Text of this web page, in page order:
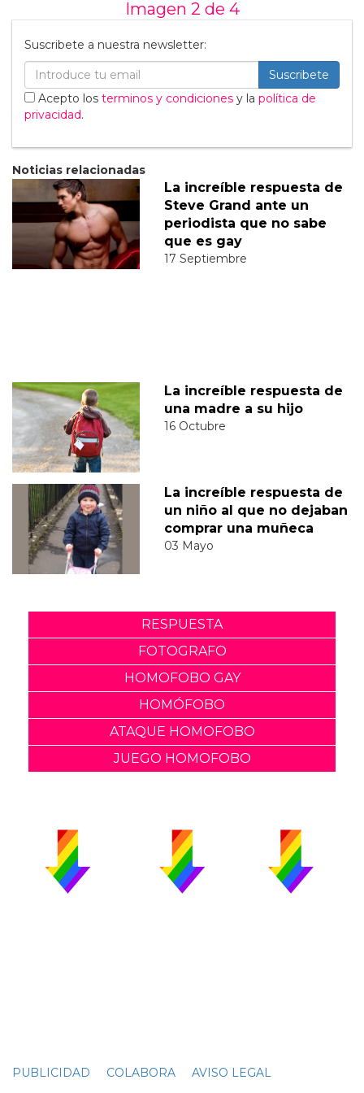
Imagen 2 de 4
Suscribete a nuestra newsletter:
Suscribete
Acepto los terminos y condiciones y la política de
privacidad.
Noticias relacionadas
La increíble respuesta de
Steve Grand ante un
periodista que no sabe
que es gay
17 Septiembre
La increíble respuesta de
una madre a su hijo
16 Octubre
La increíble respuesta de
un niño al que no dejaban
comprar una muñeca
03 Mayo
RESPUESTA
FOTOGRAFO
HOMOFOBO GAY
HOMÓFOBO
ATAQUE HOMOFOBO
JUEGO HOMOFOBO
PUBLICIDAD COLABORA AVISO LEGAL